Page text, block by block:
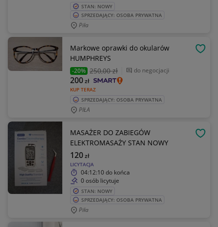
STAN: NOWY
SPRZEDAJĄCY: OSOBA PRYWATNA
Piła
Markowe oprawki do okularów
HUMPHREYS
-20% 250,00 zł do negocjacji
KUP TERAZ
200zł
SPRZEDAJĄCY: OSOBA PRYWATNA
PIŁA
MASAŻER DO ZABIEGÓW
ELEKTROMASAŻY STAN NOWY
LICYTACJA
120zł
04:12:10do końca
0 osób licytuje
STAN: NOWY
SPRZEDAJĄCY: OSOBA PRYWATNA
Piła